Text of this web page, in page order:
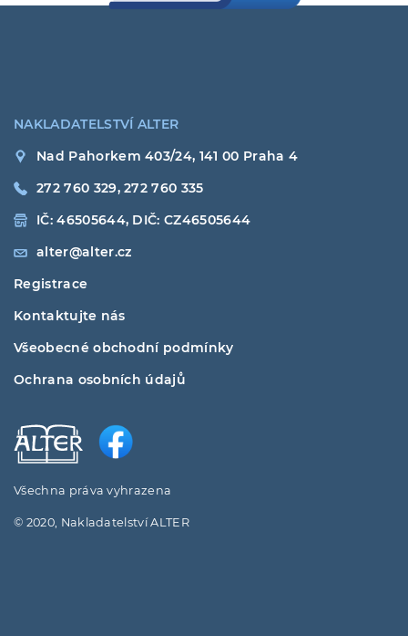
NAKLADATELSTVÍ ALTER
Nad Pahorkem 403/24, 141 00 Praha 4
272 760 329, 272 760 335
IČ: 46505644, DIČ: CZ46505644
alter@alter.cz
Registrace
Kontaktujte nás
Všeobecné obchodní podmínky
Ochrana osobních údajů
Všechna práva vyhrazena
© 2020, Nakladatelství ALTER